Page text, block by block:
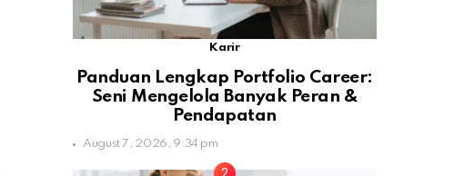
Karir
Panduan Lengkap Portfolio Career:
Seni Mengelola Banyak Peran &
Pendapatan
August 7, 2026, 9:34 pm